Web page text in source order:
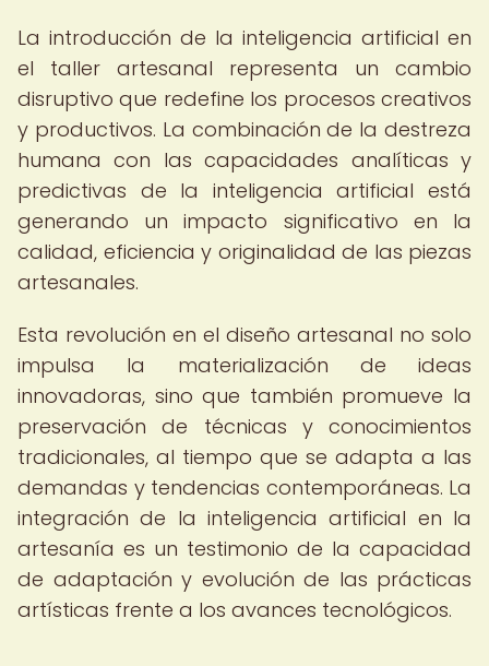
La introducción de la inteligencia artificial en
el taller artesanal representa un cambio
disruptivo que redefine los procesos creativos
y productivos. La combinación de la destreza
humana con las capacidades analíticas y
predictivas de la inteligencia artificial está
generando un impacto significativo en la
calidad, eficiencia y originalidad de las piezas
artesanales.
Esta revolución en el diseño artesanal no solo
impulsa la materialización de ideas
innovadoras, sino que también promueve la
preservación de técnicas y conocimientos
tradicionales, al tiempo que se adapta a las
demandas y tendencias contemporáneas. La
integración de la inteligencia artificial en la
artesanía es un testimonio de la capacidad
de adaptación y evolución de las prácticas
artísticas frente a los avances tecnológicos.